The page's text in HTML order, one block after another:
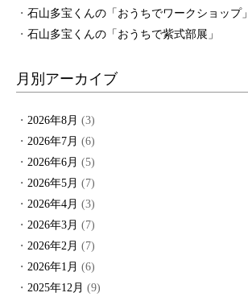
石山多宝くんの「おうちでワークショップ」
石山多宝くんの「おうちで紫式部展」
月別アーカイブ
2026年8月 (3)
2026年7月 (6)
2026年6月 (5)
2026年5月 (7)
2026年4月 (3)
2026年3月 (7)
2026年2月 (7)
2026年1月 (6)
2025年12月 (9)